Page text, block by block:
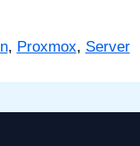
, Proxmox, Server